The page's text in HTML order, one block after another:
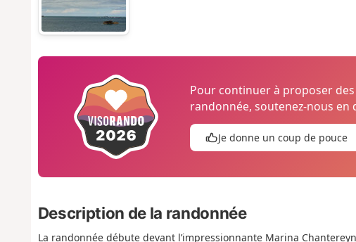
Pour continuer à proposer
randonnée, soutenez-nous
Je donne un coup de pouce
Description de la randonnée
La randonnée débute devant l’impressionnante Marina